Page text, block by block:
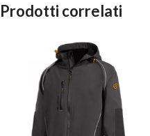
Prodotti correlati